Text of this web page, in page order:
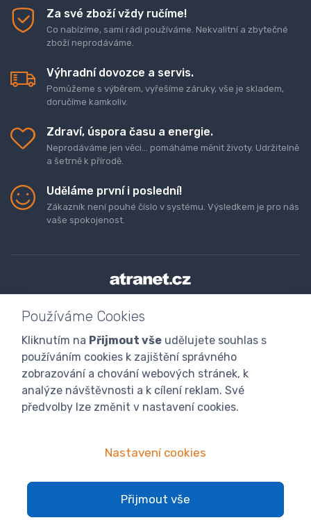
Za své zboží vždy ručíme!
Co nabízíme, sami rádi používáme. Nekvalitní a zbytečné
zboží neprodáváme.
Výhradní dovozce a servis.
Pomůžeme s výběrem, vyřešíme záruky, vše je skladem,
doručíme kamkoliv.
Zdraví, úspora času a energie.
Neprodáváme jen věci... pomáháme měnit životy. Udržitelně
a šetrně k přírodě.
Uděláme první i poslední!
Zákazník není pouhé číslo v systému. Výsledkem je pro nás
vaše spokojenost.
Doprava a platba zboží
GDPR
Obchodní podmínky
Odstoupení od smlouvy
Program digitalizace
Používáme Cookies
Kliknutím na Přijmout vše udělujete souhlas s
používáním cookies k zajištění správného
zobrazování a chování webových stránek, k
analýze návštěvnosti a k cílení reklam. Své
předvolby lze změnit v nastavení cookies.
Nastavení cookies
Přijmout vše